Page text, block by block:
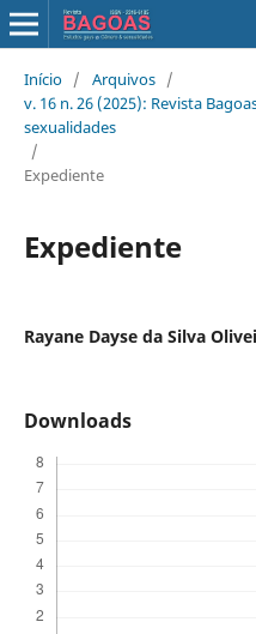
Início / Arquivos /
v. 16 n. 26 (2025): Revista
sexualidades
/
Expediente
Expediente
Rayane Dayse da Silva
Downloads